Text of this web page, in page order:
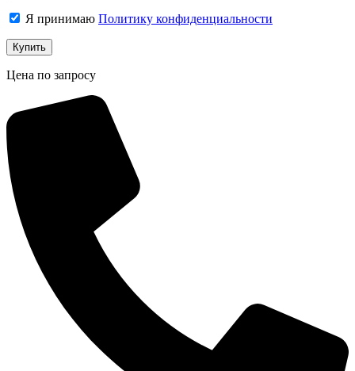
Я принимаю Политику конфиденциальности
Цена по запросу